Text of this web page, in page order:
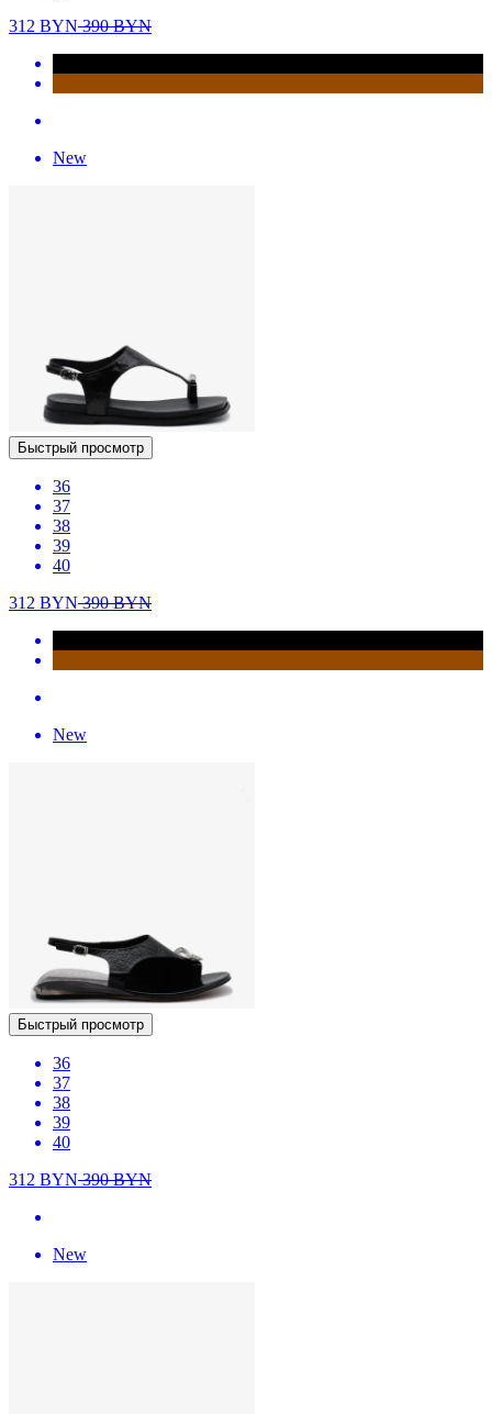
312 BYN390BYN
New
Быстрый просмотр
36
37
38
39
40
312 BYN390BYN
New
Быстрый просмотр
36
37
38
39
40
312 BYN390BYN
New